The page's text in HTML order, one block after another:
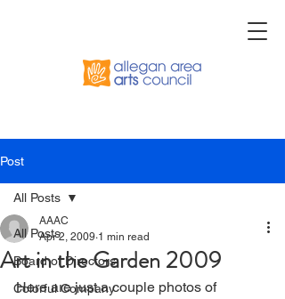
Post
All Posts
Board of Directors
Colorful Company
All Posts
Art in the Garden 2009
AAAC
Apr 2, 2009 1 min read
Here are just a couple photos of